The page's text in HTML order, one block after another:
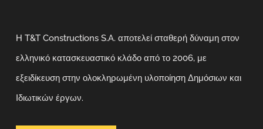
Η T&T Constructions S.A. αποτελεί σταθερή δύναμη στον
ελληνικό κατασκευαστικό κλάδο από το 2006, με
εξειδίκευση στην ολοκληρωμένη υλοποίηση Δημόσιων και
Ιδιωτικών έργων.